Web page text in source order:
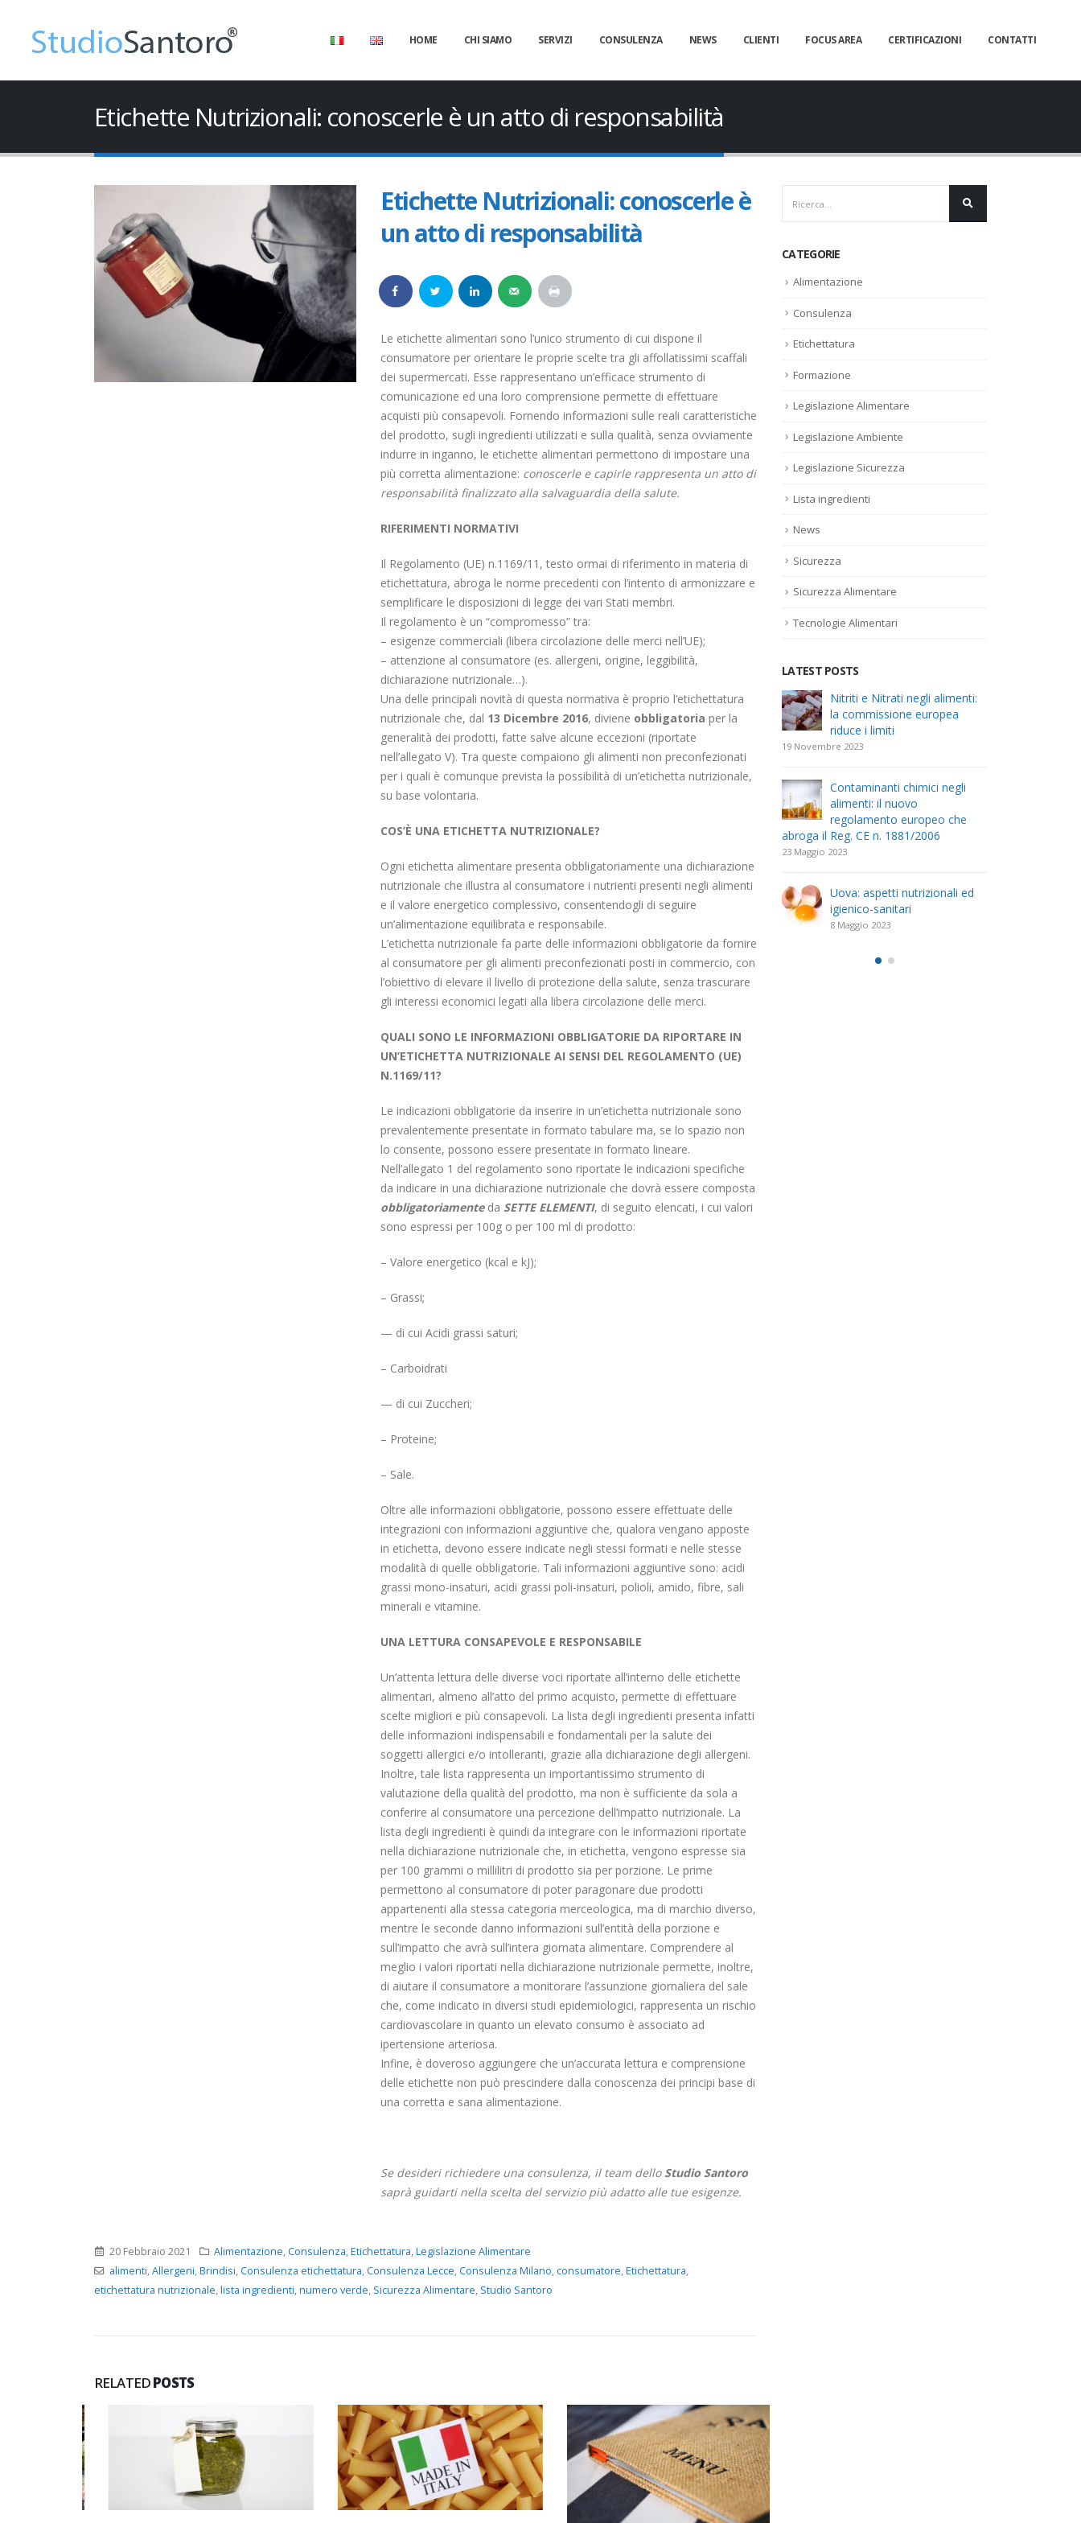
HOME CHI SIAMO SERVIZI CONSULENZA NEWS CLIENTI FOCUS AREA CERTIFICAZIONI CONTATTI
Etichette Nutrizionali: conoscerle è un atto di responsabilità
Etichette Nutrizionali: conoscerle è
un atto di responsabilità
Le etichette alimentari sono l’unico strumento di cui dispone il
consumatore per orientare le proprie scelte tra gli affollatissimi scaffali
dei supermercati. Esse rappresentano un’efficace strumento di
comunicazione ed una loro comprensione permette di effettuare
acquisti più consapevoli. Fornendo informazioni sulle reali caratteristiche
del prodotto, sugli ingredienti utilizzati e sulla qualità, senza ovviamente
indurre in inganno, le etichette alimentari permettono di impostare una
più corretta alimentazione: conoscerle e capirle rappresenta un atto di
responsabilità finalizzato alla salvaguardia della salute.
RIFERIMENTI NORMATIVI
Il Regolamento (UE) n.1169/11, testo ormai di riferimento in materia di
etichettatura, abroga le norme precedenti con l’intento di armonizzare e
semplificare le disposizioni di legge dei vari Stati membri.
Il regolamento è un “compromesso” tra:
– esigenze commerciali (libera circolazione delle merci nell’UE);
– attenzione al consumatore (es. allergeni, origine, leggibilità,
dichiarazione nutrizionale…).
Una delle principali novità di questa normativa è proprio l’etichettatura
nutrizionale che, dal 13 Dicembre 2016, diviene obbligatoria per la
generalità dei prodotti, fatte salve alcune eccezioni (riportate
nell’allegato V). Tra queste compaiono gli alimenti non preconfezionati
per i quali è comunque prevista la possibilità di un’etichetta nutrizionale,
su base volontaria.
COS’È UNA ETICHETTA NUTRIZIONALE?
Ogni etichetta alimentare presenta obbligatoriamente una dichiarazione
nutrizionale che illustra al consumatore i nutrienti presenti negli alimenti
e il valore energetico complessivo, consentendogli di seguire
un’alimentazione equilibrata e responsabile.
L’etichetta nutrizionale fa parte delle informazioni obbligatorie da fornire
al consumatore per gli alimenti preconfezionati posti in commercio, con
l’obiettivo di elevare il livello di protezione della salute, senza trascurare
gli interessi economici legati alla libera circolazione delle merci.
QUALI SONO LE INFORMAZIONI OBBLIGATORIE DA RIPORTARE IN
UN’ETICHETTA NUTRIZIONALE AI SENSI DEL REGOLAMENTO (UE)
N.1169/11?
Le indicazioni obbligatorie da inserire in un’etichetta nutrizionale sono
prevalentemente presentate in formato tabulare ma, se lo spazio non
lo consente, possono essere presentate in formato lineare.
Nell’allegato 1 del regolamento sono riportate le indicazioni specifiche
da indicare in una dichiarazione nutrizionale che dovrà essere composta
obbligatoriamenteda SETTE ELEMENTI, di seguito elencati, i cui valori
sono espressi per 100g o per 100 ml di prodotto:
– Valore energetico (kcal e kJ);
– Grassi;
— di cui Acidi grassi saturi;
– Carboidrati
— di cui Zuccheri;
– Proteine;
– Sale.
Oltre alle informazioni obbligatorie, possono essere effettuate delle
integrazioni con informazioni aggiuntive che, qualora vengano apposte
in etichetta, devono essere indicate negli stessi formati e nelle stesse
modalità di quelle obbligatorie. Tali informazioni aggiuntive sono: acidi
grassi mono-insaturi, acidi grassi poli-insaturi, polioli, amido, fibre, sali
minerali e vitamine.
UNA LETTURA CONSAPEVOLE E RESPONSABILE
Un’attenta lettura delle diverse voci riportate all’interno delle etichette
alimentari, almeno all’atto del primo acquisto, permette di effettuare
scelte migliori e più consapevoli. La lista degli ingredienti presenta infatti
delle informazioni indispensabili e fondamentali per la salute dei
soggetti allergici e/o intolleranti, grazie alla dichiarazione degli allergeni.
Inoltre, tale lista rappresenta un importantissimo strumento di
valutazione della qualità del prodotto, ma non è sufficiente da sola a
conferire al consumatore una percezione dell’impatto nutrizionale. La
lista degli ingredienti è quindi da integrare con le informazioni riportate
nella dichiarazione nutrizionale che, in etichetta, vengono espresse sia
per 100 grammi o millilitri di prodotto sia per porzione. Le prime
permettono al consumatore di poter paragonare due prodotti
appartenenti alla stessa categoria merceologica, ma di marchio diverso,
mentre le seconde danno informazioni sull’entità della porzione e
sull’impatto che avrà sull’intera giornata alimentare. Comprendere al
meglio i valori riportati nella dichiarazione nutrizionale permette, inoltre,
di aiutare il consumatore a monitorare l’assunzione giornaliera del sale
che, come indicato in diversi studi epidemiologici, rappresenta un rischio
cardiovascolare in quanto un elevato consumo è associato ad
ipertensione arteriosa.
Infine, è doveroso aggiungere che un’accurata lettura e comprensione
delle etichette non può prescindere dalla conoscenza dei principi base di
una corretta e sana alimentazione.
Se desideri richiedere una consulenza, il team dello Studio Santoro
saprà guidarti nella scelta del servizio più adatto alle tue esigenze.
20 Febbraio 2021 Alimentazione,Consulenza,Etichettatura,Legislazione Alimentare
alimenti,Allergeni,Brindisi,Consulenza etichettatura,Consulenza Lecce,Consulenza Milano, consumatore,Etichettatura,
etichettatura nutrizionale,lista ingredienti,numero verde, Sicurezza Alimentare, Studio Santoro
RELATEDPOSTS
CATEGORIE
Alimentazione
Consulenza
Etichettatura
Formazione
Legislazione Alimentare
Legislazione Ambiente
Legislazione Sicurezza
Lista ingredienti
News
Sicurezza
Sicurezza Alimentare
Tecnologie Alimentari
LATEST POSTS
Nitriti e Nitrati negli alimenti:
la commissione europea
riduce i limiti
19 Novembre 2023
Contaminanti chimici negli
alimenti: il nuovo
abroga il Reg. CE n. 1881/2006
Uova: aspetti nutrizionali ed
igienico-sanitari
8 Maggio 2023
Allergeni: la gestione del
rischio e gli obblighi di
comunicazione
Scolastica
Il Decreto Legislativo n. 18 del
23 Febbraio 2023: la nuova
disciplina della qualità delle
acque destinate al consumo umano
25 Marzo 2023
Nitriti e Nitrati negli alimenti:
la commissione europea
riduce i limiti
19 Novembre 2023
Contaminanti chimici negli
alimenti: il nuovo
regolamento europeo che
abroga il Reg. CE n. 1881/2006
23 Maggio 2023
Uova: aspetti nutrizionali ed
igienico-sanitari
8 Maggio 2023